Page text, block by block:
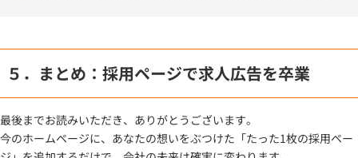
５．まとめ：採用ページで求人広告を卒業
最後までお読みいただき、ありがとうございます。
今のホームページに、あなたの想いをぶつけた「たった1枚の採用ペー